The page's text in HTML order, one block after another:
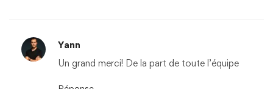
Yann
Un grand merci! De la part de toute l’équipe